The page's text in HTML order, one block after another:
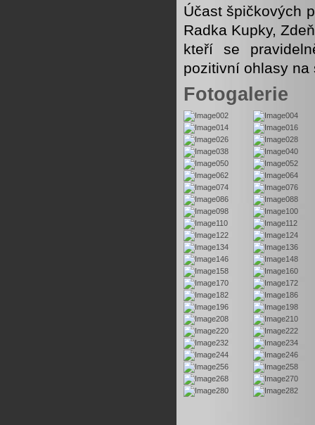
Účast špičkových
Radka Kupky,
kteří se
pozitivní ohlasy na
Fotogalerie